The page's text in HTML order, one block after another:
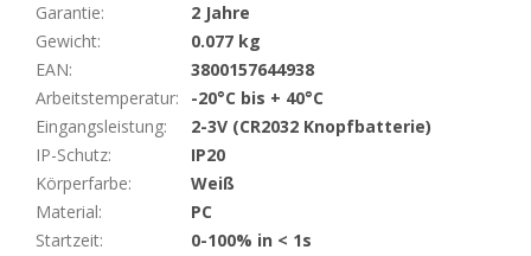
Garantie:
2 Jahre
Gewicht:
0.077 kg
EAN:
3800157644938
Arbeitstemperatur:
-20°C bis + 40°C
Eingangsleistung:
2-3V (CR2032 Knopfbatterie)
IP-Schutz:
IP20
Körperfarbe:
Weiß
Material:
PC
Startzeit:
0-100% in < 1s